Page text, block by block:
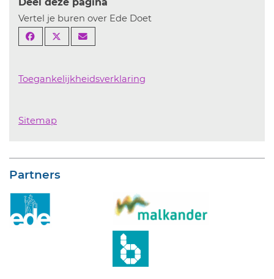
Deel deze pagina
Vertel je buren over Ede Doet
Toegankelijkheidsverklaring
Sitemap
Partners